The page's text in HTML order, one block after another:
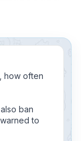
how often
ban
to